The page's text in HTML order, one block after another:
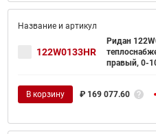
122W0133HR
Ридан
правый, 0-
В корзину ₽ 169 077.60